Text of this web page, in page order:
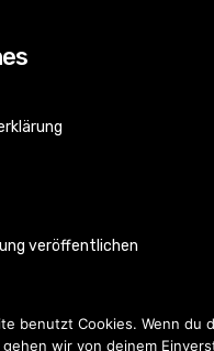
veröffentlichen
benutzt Cookies. Wenn du
wir von deinem